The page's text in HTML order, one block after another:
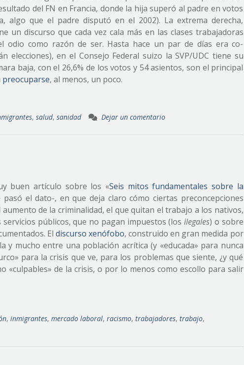
del FN en Francia, donde la hija superó al padre en votos
algo que el padre disputó en el 2002). La extrema derecha,
un discurso que cada vez cala más en las clases trabajadoras
odio como razón de ser. Hasta hace un par de días era co-
elecciones), en el Consejo Federal suizo la SVP/UDC tiene su
baja, con el 26,6% de los votos y 54 asientos, son el principal
preocuparse, al menos, un poco.
, salud, sanidad Dejar un comentario
buen artículo sobre los «Seis mitos fundamentales sobre la
el dato-, en que deja claro cómo ciertas preconcepciones
de la criminalidad, el que quitan el trabajo a los nativos,
públicos, que no pagan impuestos (losilegales) o sobre
Eldiscurso xenófobo, construido en gran medida por
y mucho entre una población acrítica (y «educada» para nunca
para la crisis que ve, para los problemas que siente, ¿y qué
«culpables» de la crisis, o por lo menos como escollo para salir
, inmigrantes, mercado laboral, racismo, trabajadores, trabajo,